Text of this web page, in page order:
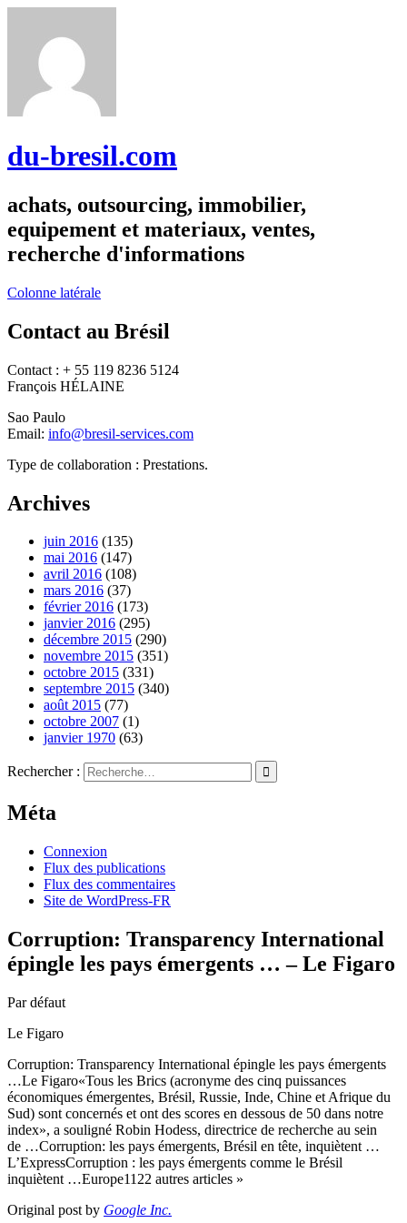
du-bresil.com
achats, outsourcing, immobilier,
equipement et materiaux, ventes,
recherche d'informations
Colonne latérale
Contact au Brésil
Contact : + 55 119 8236 5124
François HÉLAINE
Sao Paulo
Email: info@bresil-services.com
Type de collaboration : Prestations.
Archives
juin 2016 (135)
mai 2016 (147)
avril 2016 (108)
mars 2016 (37)
février 2016 (173)
janvier 2016 (295)
décembre 2015 (290)
novembre 2015 (351)
octobre 2015 (331)
septembre 2015 (340)
août 2015 (77)
octobre 2007 (1)
janvier 1970 (63)
Rechercher :
Méta
Connexion
Flux des publications
Flux des commentaires
Site de WordPress-FR
Corruption: Transparency International
épingle les pays émergents … – Le Figaro
Par défaut
Le Figaro
Corruption: Transparency International épingle les pays émergents
…Le Figaro«Tous les Brics (acronyme des cinq puissances
économiques émergentes, Brésil, Russie, Inde, Chine et Afrique du
Sud) sont concernés et ont des scores en dessous de 50 dans notre
index», a souligné Robin Hodess, directrice de recherche au sein
de …Corruption: les pays émergents, Brésil en tête, inquiètent …
L’ExpressCorruption : les pays émergents comme le Brésil
inquiètent …Europe1122 autres articles »
Original post by Google Inc.